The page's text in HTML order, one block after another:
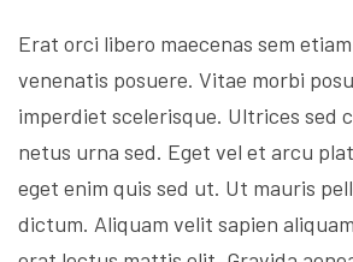
Erat orci libero maecenas sem
venenatis posuere. Vitae morbi
imperdiet scelerisque. Ultrices sed
netus urna sed. Eget vel et arcu
eget enim quis sed ut. Ut mauris
dictum. Aliquam velit sapien